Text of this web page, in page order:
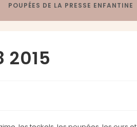
POUPÉES DE LA PRESSE ENFANTINE